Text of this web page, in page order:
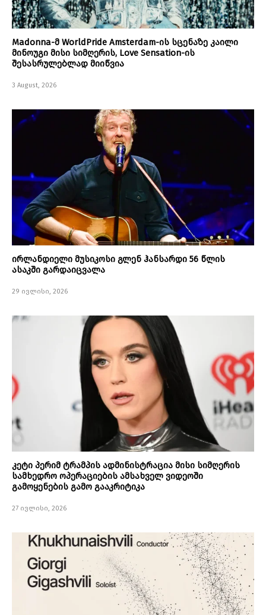
Madonna-მ WorldPride Amsterdam-ის სცენაზე კაილი
მინოუგი მისი სიმღერის, Love Sensation-ის
შესასრულებლად მიიწვია
3 August, 2026
ირლანდიელი მუსიკოსი გლენ ჰანსარდი 56 წლის
ასაკში გარდაიცვალა
29 ივლისი, 2026
კეტი პერიმ ტრამპის ადმინისტრაცია მისი სიმღერის
სამხედრო ოპერაციების ამსახველ ვიდეოში
გამოყენების გამო გააკრიტიკა
27 ივლისი, 2026